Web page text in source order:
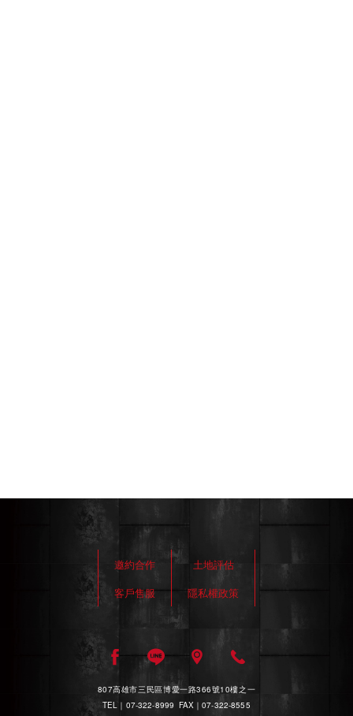
邀約合作
客戶售服
土地評估
隱私權政策
807高雄市三民區博愛一路366號10樓之一
TEL｜07-322-8999 FAX｜07-322-8555